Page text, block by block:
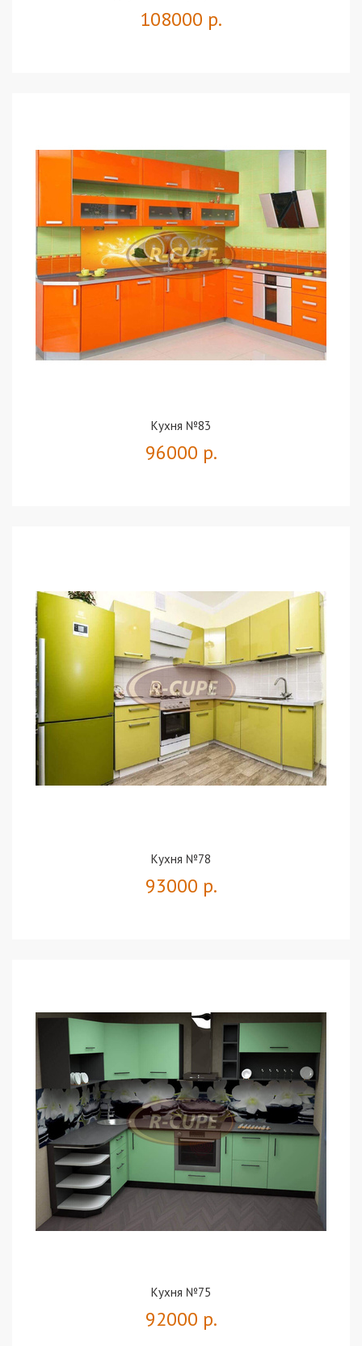
108000 р.
Кухня №83
96000 р.
Кухня №78
93000 р.
Кухня №75
92000 р.